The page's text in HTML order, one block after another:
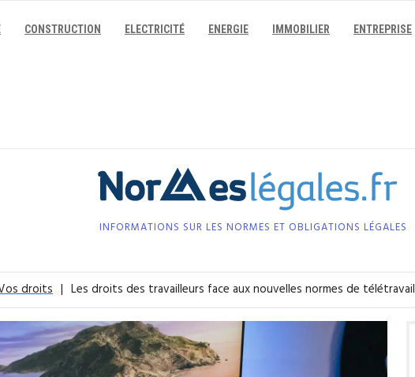
CONSTRUCTION ELECTRICITÉ ENERGIE IMMOBILIER ENTREPRISE
INFORMATIONS SUR LES NORMES ET OBLIGATIONS LÉGALES
droits Les droits des travailleurs face aux nouvelles normes de télétravail